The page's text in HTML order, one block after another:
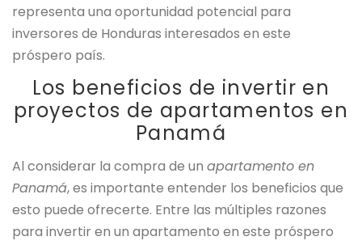
representa una oportunidad potencial para
inversores de Honduras interesados en este
próspero país.
Los beneficios de invertir en
proyectos de apartamentos en
Panamá
Al considerar la compra de un apartamento en
Panamá, es importante entender los beneficios que
esto puede ofrecerte. Entre las múltiples razones
para invertir en un apartamento en este próspero